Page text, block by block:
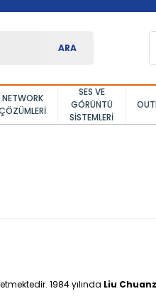
ARA
NETWORK
SES VE
GÖRÜNTÜ
SISTEMLERI
1984 yılında Liu